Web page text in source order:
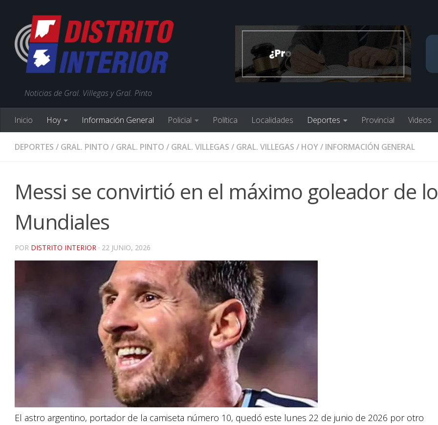
Noticias de Gral. Villegas y Gral. Pinto
Inicio Hoy Información General Policial Política Localidades Deportes Provincial Videos
DEPORTES / GRAL. PINTO / GRAL. PINTO / GRAL. VILLEGAS / GRAL. VILLEGAS / HOY/ INFORMACIÓN GENERAL
Messi se convirtió en el máximo goleador de
Mundiales
POR DISTRITO INTERIOR · 22 JUNIO, 2026
El astro argentino, portador de la camiseta número 10, quedó este lunes 22 de junio de 2026 por otro